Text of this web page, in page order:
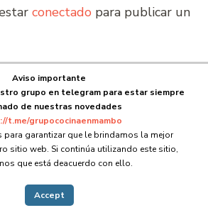
conectado para publicar un
Aviso importante
grupo en telegram para estar siempre
de nuestras novedades
t.me/grupococinaenmambo
para garantizar que le brindamos la mejor
sitio web. Si continúa utilizando este sitio,
que está deacuerdo con ello.
Accept